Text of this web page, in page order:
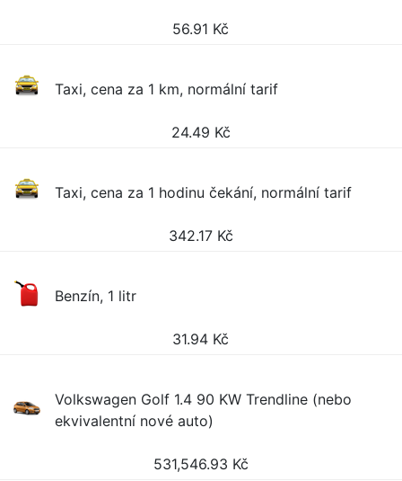
56.91 Kč
Taxi, cena za 1 km, normální tarif
24.49 Kč
Taxi, cena za 1 hodinu čekání, normální tarif
342.17 Kč
Benzín, 1 litr
31.94 Kč
Volkswagen Golf 1.4 90 KW Trendline (nebo
ekvivalentní nové auto)
531,546.93 Kč